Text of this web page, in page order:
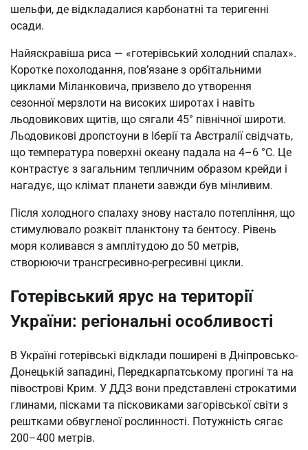
шельфи, де відкладалися карбонатні та теригенні
осади.
Найяскравіша риса — «готерівський холодний спалах».
Коротке похолодання, пов’язане з орбітальними
циклами Міланковича, призвело до утворення
сезонної мерзлоти на високих широтах і навіть
льодовикових щитів, що сягали 45° північної широти.
Льодовикові дропстоуни в Іберії та Австралії свідчать,
що температура поверхні океану падала на 4–6 °C. Це
контрастує з загальним тепличним образом крейди і
нагадує, що клімат планети завжди був мінливим.
Після холодного спалаху знову настало потепління, що
стимулювало розквіт планктону та бентосу. Рівень
моря коливався з амплітудою до 50 метрів,
створюючи трансгресивно-регресивні цикли.
Готерівський ярус на території
України: регіональні особливості
В Україні готерівські відклади поширені в Дніпровсько-
Донецькій западині, Передкарпатському прогині та на
півострові Крим. У ДДЗ вони представлені строкатими
глинами, пісками та пісковиками загорівської світи з
рештками обвугленої рослинності. Потужність сягає
200–400 метрів.